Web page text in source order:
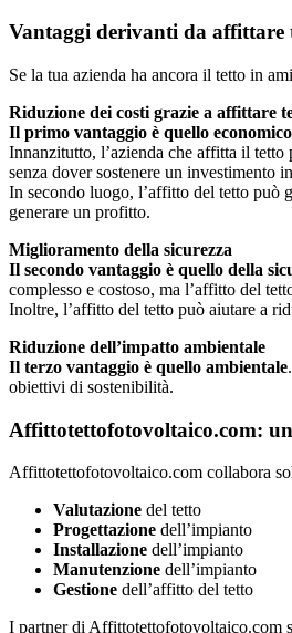
Vantaggi derivanti da affittare
Se la tua azienda ha ancora il tetto in
Riduzione dei costi grazie a affittare
Il primo vantaggio è quello economico
Innanzitutto, l’azienda che affitta il tetto
senza dover sostenere un investimento
In secondo luogo, l’affitto del tetto può
generare un profitto.
Miglioramento della sicurezza
Il secondo vantaggio è quello della
complesso e costoso, ma l’affitto del
Inoltre, l’affitto del tetto può aiutare a
Riduzione dell’impatto ambientale
Il terzo vantaggio è quello ambientale
obiettivi di sostenibilità.
Affittotettofotovoltaico.com:
Affittotettofotovoltaico.com collabora
Valutazione del tetto
Progettazione dell’impianto
Installazione dell’impianto
Manutenzione dell’impianto
Gestione dell’affitto del tetto
I partner di Affittotettofotovoltaico.com